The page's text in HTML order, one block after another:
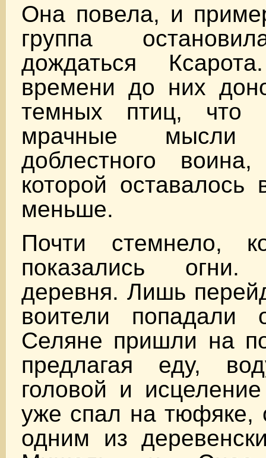
Она повела, и
группа
дождаться
времени до них
темных птиц, что
мрачные
доблестного
которой
меньше.
Почти стемнело,
показались
деревня. Лишь
воители попадали
Селяне пришли на
предлагая еду,
головой и
уже спал на тюфяке,
одним из